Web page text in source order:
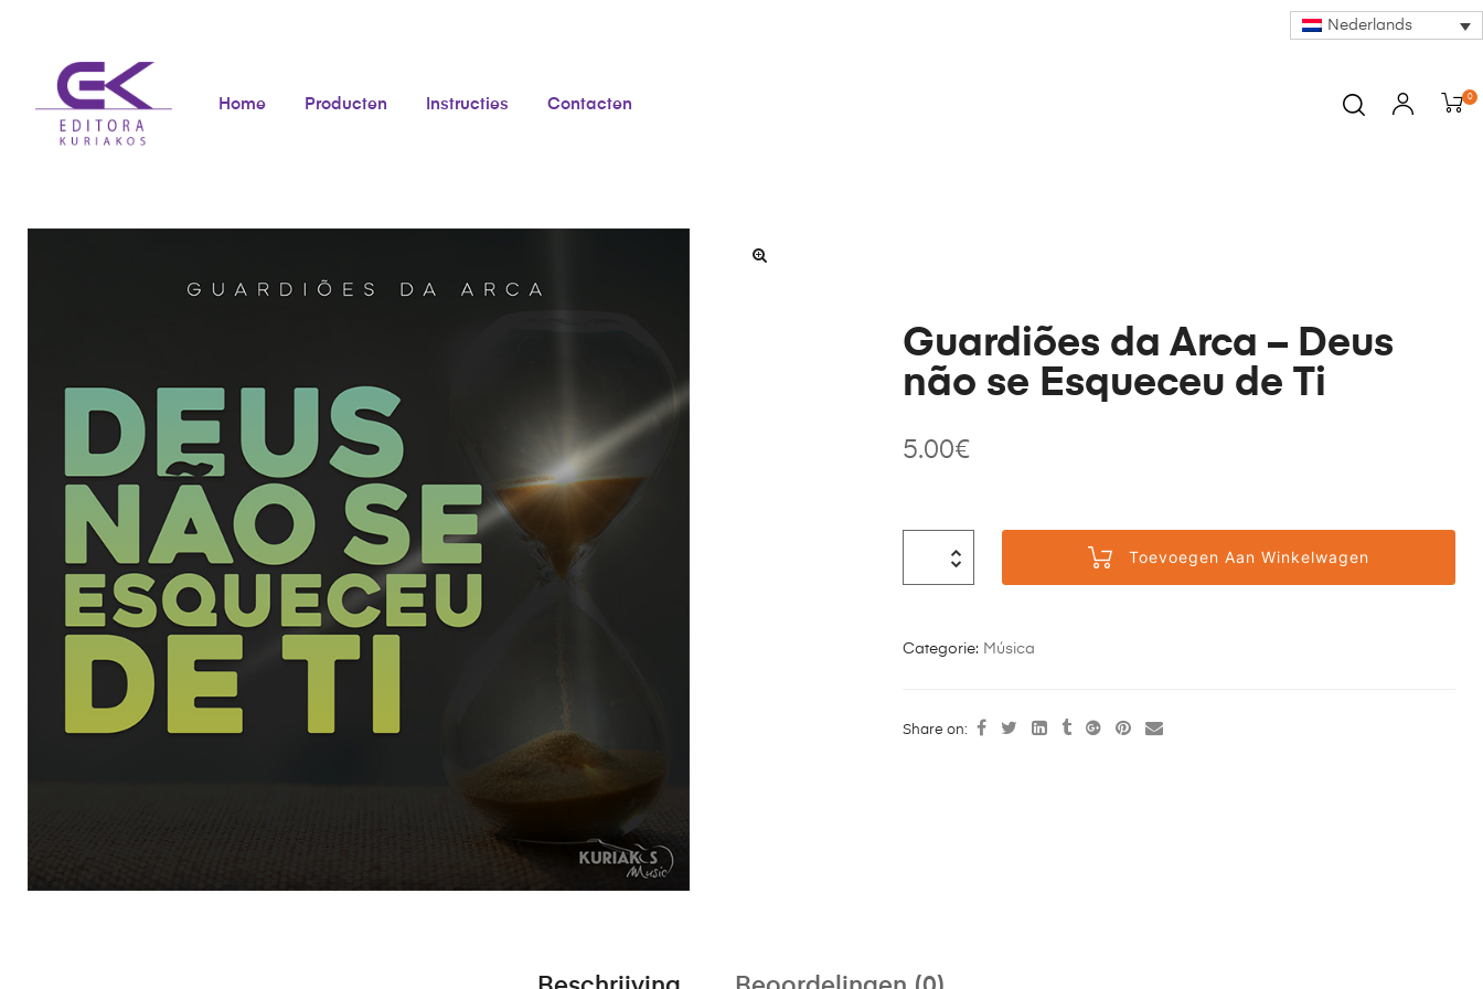
Nederlands
Home Producten Instructies Contacten 0
Guardiões da Arca – Deus
não se Esqueceu de Ti
5.00€
Toevoegen Aan Winkelwagen
Categorie: Música
Share on: